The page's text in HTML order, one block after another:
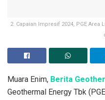
2. Capaian Impresif 2024, PGE
Muara Enim, Berita
Geothermal Energy Tbk